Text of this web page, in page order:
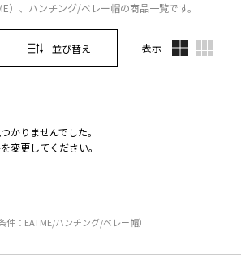
）、ハンチング/ベレー帽の商品一覧です。
並び替え 表示
かりませんでした。
変更してください。
件：EATME/ハンチング/ベレー帽）